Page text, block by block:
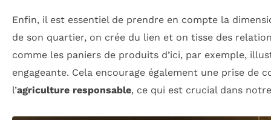
Enfin, il est essentiel de prendre en compte la
de son quartier, on crée du lien et on tisse des
comme les paniers de produits d’ici, par exemple,
engageante. Cela encourage également une prise de
l’agriculture responsable, ce qui est crucial dans